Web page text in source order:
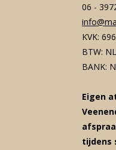
06 -
KVK:
BTW:
BANK:
Eigen
tijdens